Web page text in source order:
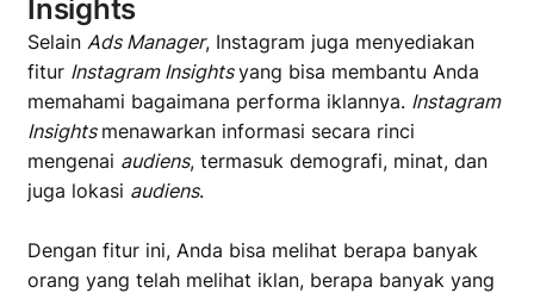
Insights
Selain Ads Manager, Instagram juga menyediakan
fitur Instagram Insightsyang bisa membantu Anda
memahami bagaimana performa iklannya. Instagram
Insights menawarkan informasi secara rinci
mengenai audiens, termasuk demografi, minat, dan
juga lokasi audiens.
Dengan fitur ini, Anda bisa melihat berapa banyak
orang yang telah melihat iklan, berapa banyak yang